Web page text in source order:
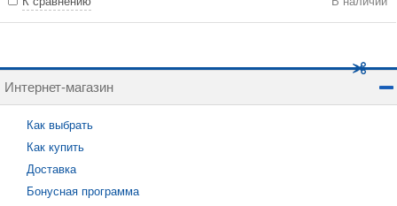
Интернет-магазин
Как выбрать
Как купить
Доставка
Бонусная программа